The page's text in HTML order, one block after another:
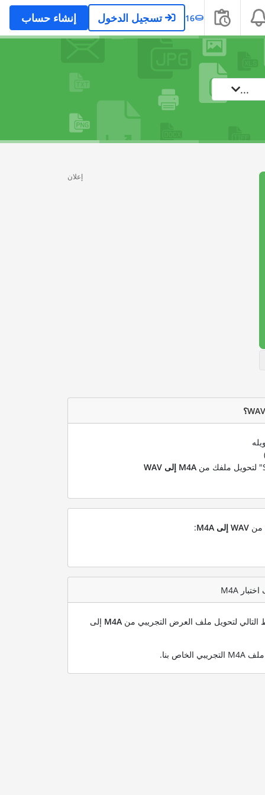
16 تسجيل الدخول إنشاء حساب
...
إعلان
M4A إلى WAV
من WAV إلى M4A :
التالي لتحويل ملف العرض التجريبي من M4A إلى
.